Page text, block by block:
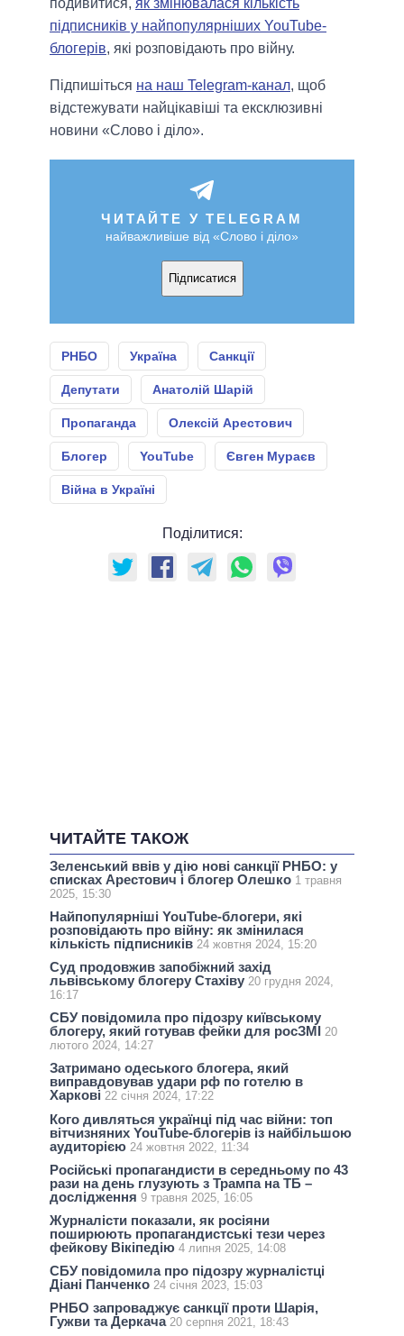
підписників у найпопулярніших YouTube-
блогерів, які розповідають про війну.
Підпишіться на наш Telegram-канал, щоб
відстежувати найцікавіші та ексклюзивні
новини «Слово і діло».
ЧИТАЙТЕ У TELEGRAM
найважливіше від «Слово і діло»
Підписатися
РНБО Україна Санкції
Депутати Анатолій Шарій
Пропаганда Олексій Арестович
Блогер YouTube Євген Мураєв
Війна в Україні
Поділитися:
ЧИТАЙТЕ ТАКОЖ
Зеленський ввів у дію нові санкції РНБО: у
списках Арестович і блогер Олешко 1 травня
2025, 15:30
Найпопулярніші YouTube-блогери, які
розповідають про війну: як змінилася
кількість підписників 24 жовтня 2024, 15:20
Суд продовжив запобіжний захід
львівському блогеру Стахіву 20 грудня 2024,
16:17
СБУ повідомила про підозру київському
блогеру, який готував фейки для росЗМІ 20
лютого 2024, 14:27
Затримано одеського блогера, який
виправдовував удари рф по готелю в
Харкові 22 січня 2024, 17:22
Кого дивляться українці під час війни: топ
вітчизняних YouTube-блогерів із найбільшою
аудиторією 24 жовтня 2022, 11:34
Російські пропагандисти в середньому по 43
рази на день глузують з Трампа на ТБ –
дослідження 9 травня 2025, 16:05
Журналісти показали, як росіяни
поширюють пропагандистські тези через
фейкову Вікіпедію 4 липня 2025, 14:08
СБУ повідомила про підозру журналістці
Діані Панченко 24 січня 2023, 15:03
РНБО запроваджує санкції проти Шарія,
Гужви та Деркача 20 серпня 2021, 18:43